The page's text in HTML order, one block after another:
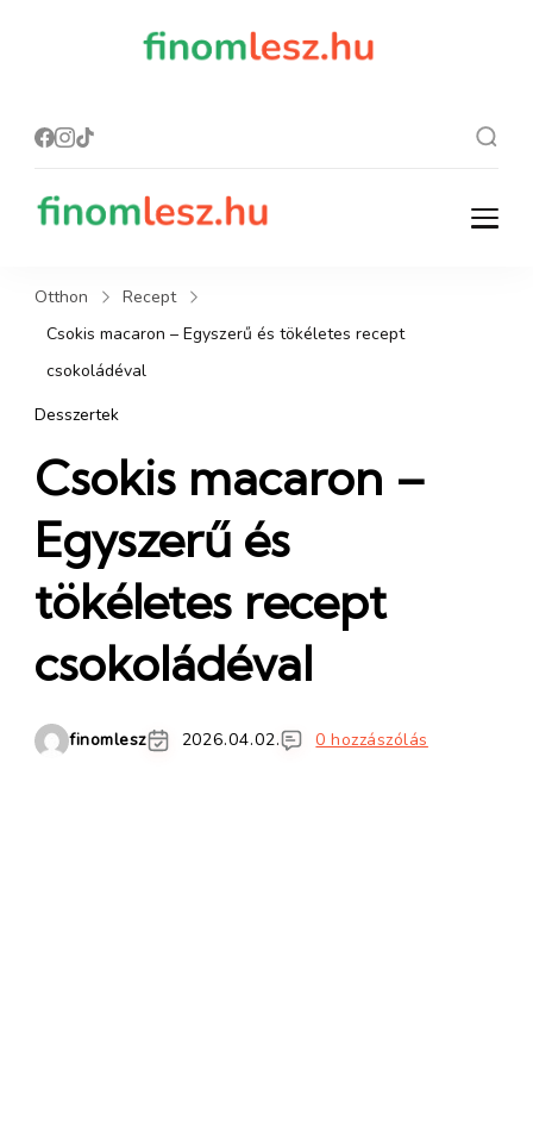
finomlesz.hu
Recept, ami finom lesz.
Otthon
Recept
Csokis macaron – Egyszerű és tökéletes recept
csokoládéval
Desszertek
Csokis macaron –
Egyszerű és
tökéletes recept
csokoládéval
finomlesz 2026.04.02. 0 hozzászólás